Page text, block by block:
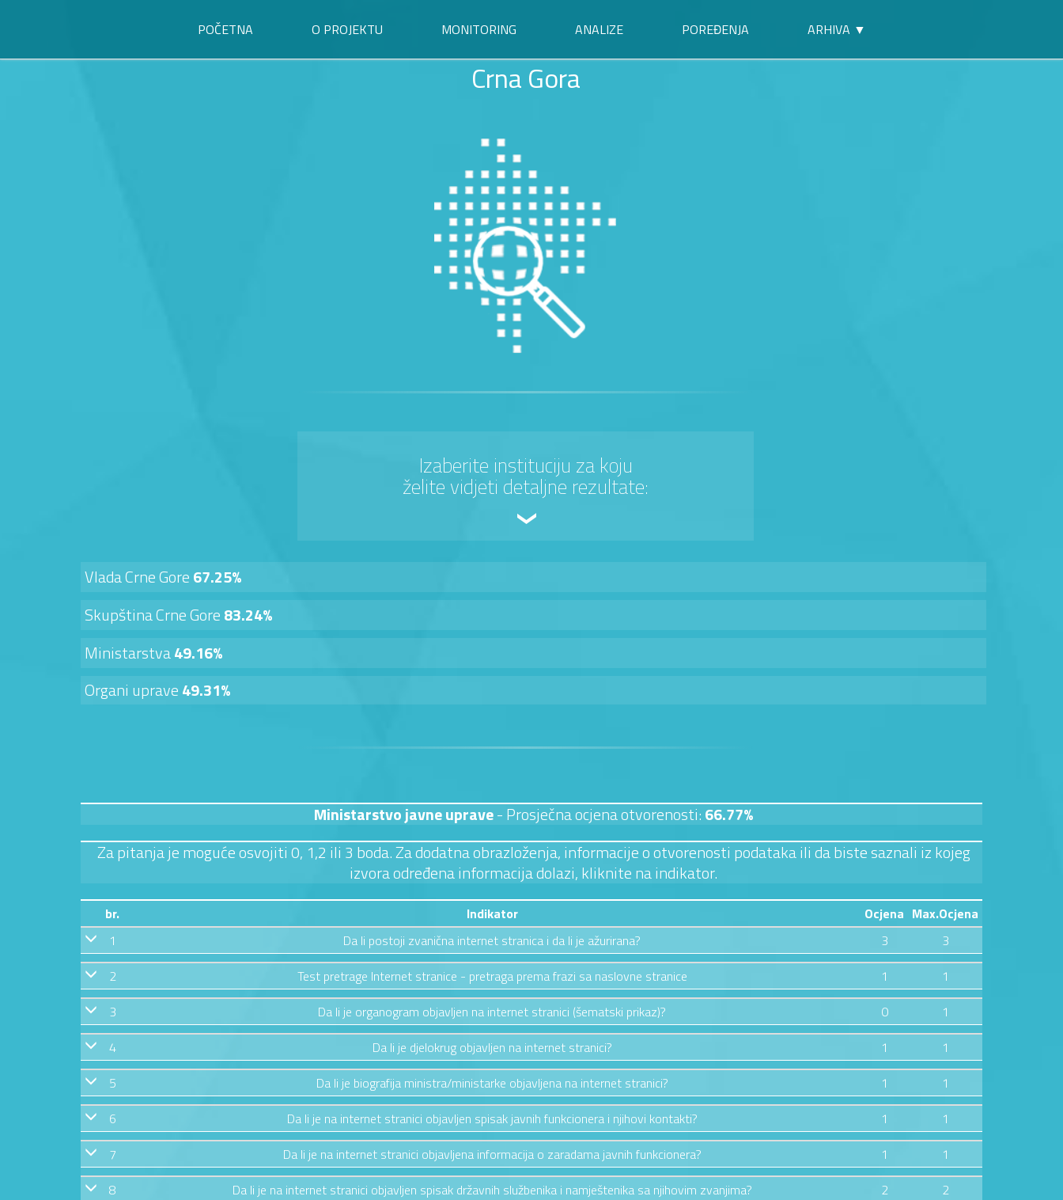
POČETNA O PROJEKTU MONITORING ANALIZE POREĐENJA ARHIVA ▼
Crna Gora
Izaberite instituciju za koju
želite vidjeti detaljne rezultate:
Vlada Crne Gore67.25%
Skupština Crne Gore83.24%
Ministarstva49.16%
Organi uprave49.31%
Ministarstvo javne uprave- Prosječna ocjena otvorenosti:66.77%
Za pitanja je moguće osvojiti 0, 1,2 ili 3 boda. Za dodatna obrazloženja, informacije o otvorenosti podataka ili da biste saznali iz kojeg
izvora određena informacija dolazi, kliknite na indikator.
br. Indikator Ocjena Max.Ocjena
1
Da li postoji zvanična internet stranica i da li je ažurirana? 3
3
2
Test pretrage Internet stranice - pretraga prema frazi sa naslovne stranice 1
1
3
Da li je organogram objavljen na internet stranici (šematski prikaz)? 0
1
4
Da li je djelokrug objavljen na internet stranici? 1
1
5
Da li je biografija ministra/ministarke objavljena na internet stranici? 1
1
6
Da li je na internet stranici objavljen spisak javnih funkcionera i njihovi kontakti? 1
1
7
Da li je na internet stranici objavljena informacija o zaradama javnih funkcionera? 1
1
8
Da li je na internet stranici objavljen spisak državnih službenika i namještenika sa njihovim zvanjima? 2
2